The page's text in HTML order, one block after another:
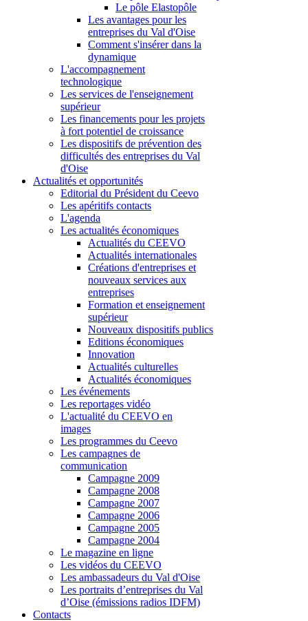
Le pôle Elastopôle
Les avantages pour les
entreprises du Val d'Oise
Comment s'insérer dans la
dynamique
L'accompagnement
technologique
Les services de l'enseignement
supérieur
Les financements pour les projets
à fort potentiel de croissance
Les dispositifs de prévention des
difficultés des entreprises du Val
d'Oise
Actualités et opportunités
Editorial du Président du Ceevo
Les apéritifs contacts
L'agenda
Les actualités économiques
Actualités du CEEVO
Actualités internationales
Créations d'entreprises et
nouveaux services aux
entreprises
Formation et enseignement
supérieur
Nouveaux dispositifs publics
Editions économiques
Innovation
Actualités culturelles
Actualités économiques
Les événements
Les reportages vidéo
L'actualité du CEEVO en
images
Les programmes du Ceevo
Les campagnes de
communication
Campagne 2009
Campagne 2008
Campagne 2007
Campagne 2006
Campagne 2005
Campagne 2004
Le magazine en ligne
Les vidéos du CEEVO
Les ambassadeurs du Val d'Oise
Les portraits d’entreprises du Val
d’Oise (émissions radios IDFM)
Contacts